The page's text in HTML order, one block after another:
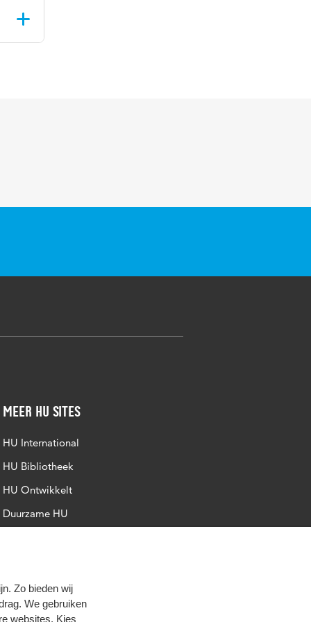
Zo bieden wij
We gebruiken
websites. Kies
Meer HU sites
HU International
HU Bibliotheek
HU Ontwikkelt
Duurzame HU